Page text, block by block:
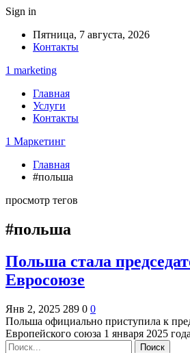
Sign in
Пятница, 7 августа, 2026
Контакты
1 marketing
Главная
Услуги
Контакты
1 Маркетинг
Главная
#польша
просмотр тегов
#польша
Польша стала
Евросоюзе
Янв 2, 2025 289 0 0
Польша официально приступила к
Европейского союза 1 января 2025